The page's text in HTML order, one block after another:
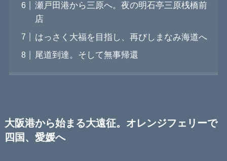
瀬戸田港から三原へ。夜の明石亭三原桟橋前
店
はっさく大福を目指し、再びしまなみ海道へ
尾道到達。そして無事帰還
大阪港から始まる大遠征。オレンジフェリーで
四国、愛媛へ